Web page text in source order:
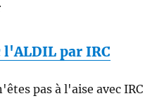
l'ALDIL par IRC
pas à l'aise avec